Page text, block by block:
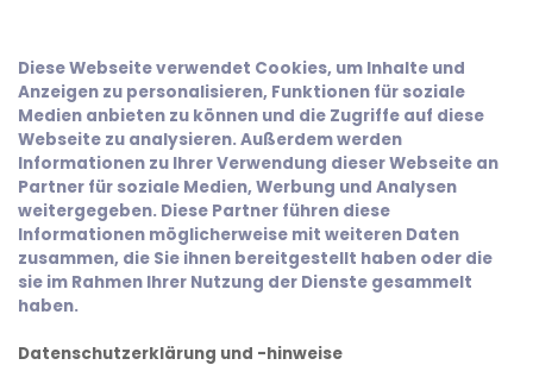
Diese Webseite verwendet Cookies, um Inhalte und
Anzeigen zu personalisieren, Funktionen für soziale
Medien anbieten zu können und die Zugriffe auf diese
Webseite zu analysieren. Außerdem werden
Informationen zu Ihrer Verwendung dieser Webseite an
Partner für soziale Medien, Werbung und Analysen
weitergegeben. Diese Partner führen diese
Informationen möglicherweise mit weiteren Daten
zusammen, die Sie ihnen bereitgestellt haben oder die
sie im Rahmen Ihrer Nutzung der Dienste gesammelt
haben.
Datenschutzerklärung und -hinweise